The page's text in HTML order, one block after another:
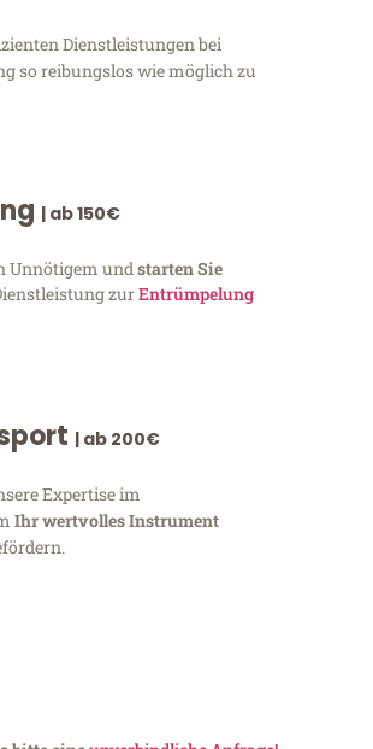
Dienstleistungen bei
so reibungslos wie möglich zu
| ab 150€
Unnötigem und starten Sie
zurEntrümpelung
| ab 200€
Expertise im
Ihr wertvolles Instrument